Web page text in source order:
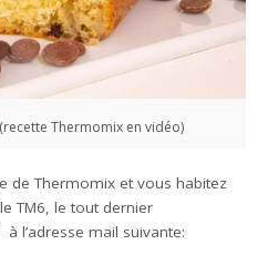
Thermomix en vidéo)
de Thermomix et vous habitez
TM6, le tout dernier
l’adresse mail suivante: